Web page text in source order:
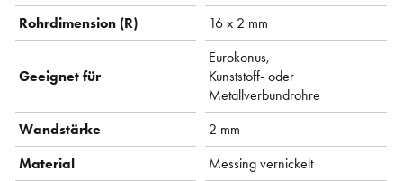
Rohrdimension (R)
16 x 2 mm
Geeignet für
Eurokonus,
Kunststoff- oder
Metallverbundrohre
Wandstärke
2 mm
Material
Messing vernickelt